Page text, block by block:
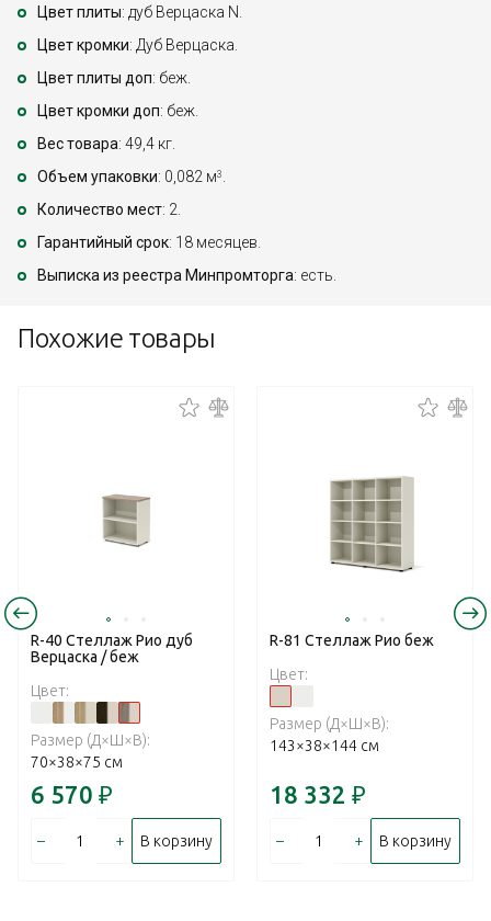
Цвет плиты: дуб Верцаска N.
Цвет кромки: Дуб Верцаска.
Цвет плиты доп: беж.
Цвет кромки доп: беж.
Вес товара: 49,4 кг.
Объем упаковки: 0,082 м3 .
Количество мест: 2.
Гарантийный срок: 18 месяцев.
Выписка из реестра Минпромторга: есть.
Похожие товары
R-40 Стеллаж Рио дуб
Верцаска / беж
Цвет:
Размер (Д×Ш×В):
70×38×75 см
6 570 ₽
– + В корзину
R-81 Стеллаж Рио беж
Цвет:
Размер (Д×Ш×В):
143×38×144 см
18 332 ₽
– + В корзину